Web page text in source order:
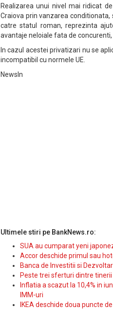
Realizarea unui nivel mai ridicat
Craiova prin vanzarea
catre statul roman, reprezinta
avantaje neloiale fata de
In cazul acestei privatizari nu se
incompatibil cu normele UE.
NewsIn
Ultimele stiri pe BankNews.ro:
SUA au cumparat yeni
Accor deschide primul sau
Banca de Investitii si
Peste trei sferturi dintre
Inflatia a scazut la 10,4% in
IMM-uri
IKEA deschide doua puncte